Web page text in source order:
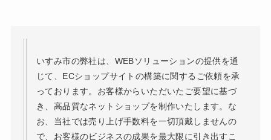
いすみ市の弊社は、WEBソリューションの提供を通
じて、ECショップサイトの構築に関するご依頼を承
っております。お客様からいただいたご要望に基づ
き、高品質なネットショップを制作いたします。な
お、当社では売り上げ手数料を一切頂戴しませんの
で、お客様のビジネスの成果を最大限に引き出すこ